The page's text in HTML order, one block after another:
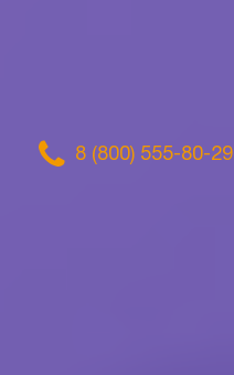
8 (800) 555-80-29